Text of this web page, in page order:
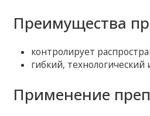
Преимущества
контролирует
гибкий,
Применение